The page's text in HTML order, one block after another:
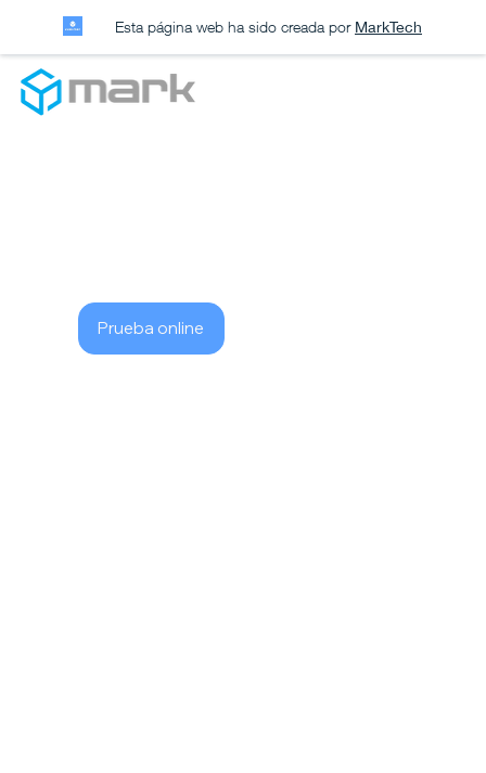
Esta página web ha sido creada por MarkTech
Prueba online